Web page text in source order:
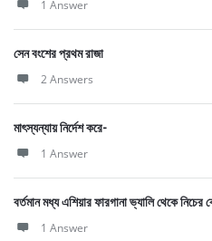
1 Answer
সেন বংশের প্রথম রাজা
2 Answers
মাৎস্যন্যায় নির্দেশ করে-
1 Answer
বর্তমান মধ্য এশিয়ার ফারগানা ভ্যালি থেকে
1 Answer